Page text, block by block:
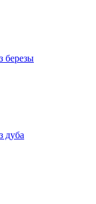
березы
дуба